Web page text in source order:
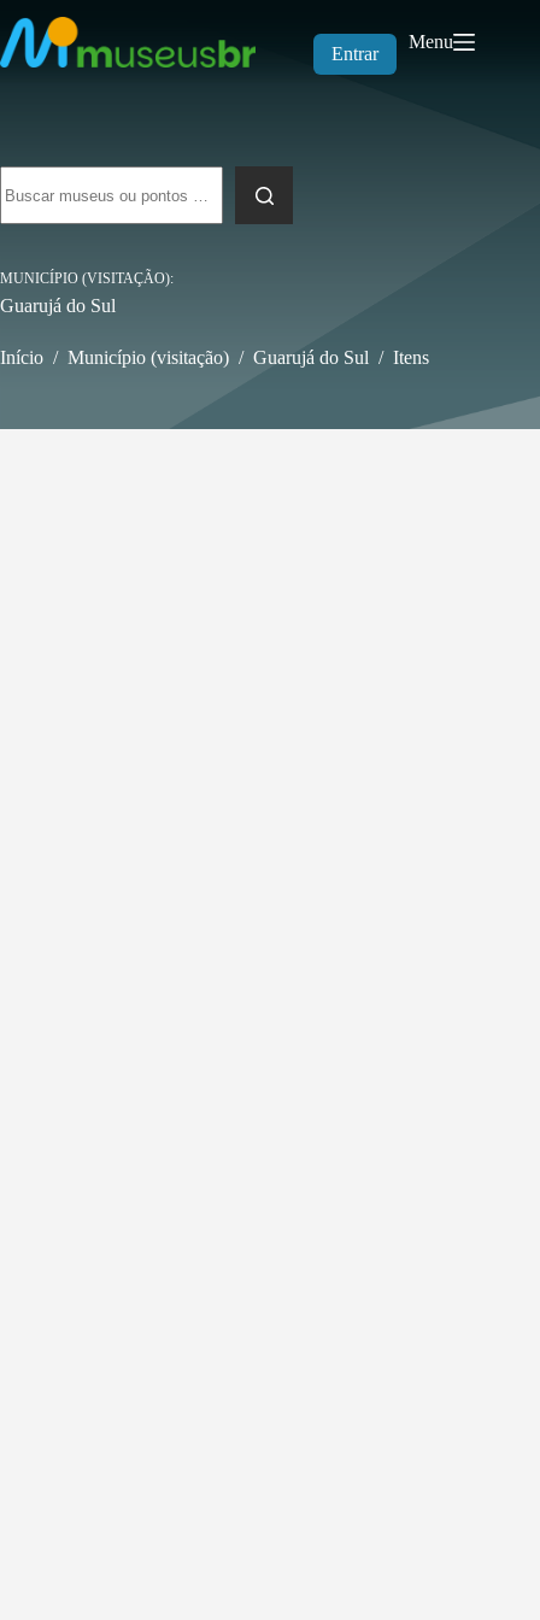
para
o
conteúdo
Entrar
Menu
resultados
MUNICÍPIO (VISITAÇÃO)
Guarujá do Sul
Início / Município (visitação) / Guarujá do Sul / Itens